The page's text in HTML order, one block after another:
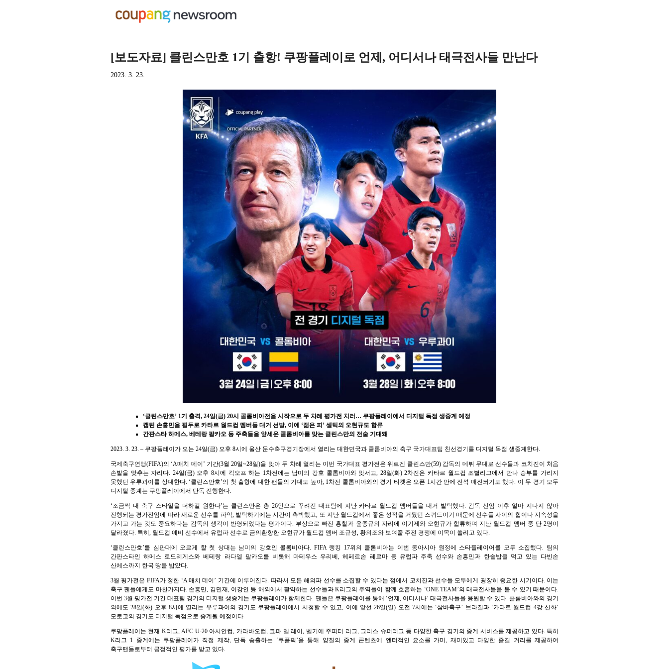
[보도자료] 클린스만호 1기 출항! 쿠팡플레이로 언제, 어디서나 태극전사들 만난다
2023. 3. 23.
‘클린스만호’ 1기 출격, 24일(금) 20시 콜롬비아전을 시작으로 두 차례 평가전 치러… 쿠팡플레이에서 디지털 독점 생중계 예정
캡틴 손흥민을 필두로 카타르 월드컵 멤버들 대거 선발, 이에 ‘젊은 피’ 셀틱의 오현규도 합류
간판스타 하메스, 베테랑 팔카오 등 주축들을 앞세운 콜롬비아를 맞는 클린스만의 전술 기대돼
2023. 3. 23. – 쿠팡플레이가 오는 24일(금) 오후 8시에 울산 문수축구경기장에서 열리는 대한민국과 콜롬비아의 축구 국가대표팀 친선경기를 디지털 독점 생중계한다.
국제축구연맹(FIFA)의 ‘A매치 데이’ 기간(3월 20일~28일)을 맞아 두 차례 열리는 이번 국가대표 평가전은 위르겐 클린스만(59) 감독의 데뷔 무대로 선수들과 코치진이 처음
손발을 맞추는 자리다. 24일(금) 오후 8시에 킥오프 하는 1차전에는 남미의 강호 콜롬비아와 맞서고, 28일(화) 2차전은 카타르 월드컵 조별리그에서 만나 승부를 가리지
못했던 우루과이를 상대한다. ‘클린스만호’의 첫 출항에 대한 팬들의 기대도 높아, 1차전 콜롬비아와의 경기 티켓은 오픈 1시간 만에 전석 매진되기도 했다. 이 두 경기 모두
디지털 중계는 쿠팡플레이에서 단독 진행한다.
‘조금씩 내 축구 스타일을 더하길 원한다’는 클린스만은 총 26인으로 꾸려진 대표팀에 지난 카타르 월드컵 멤버들을 대거 발탁했다. 감독 선임 이후 얼마 지나지 않아
진행되는 평가전임에 따라 새로운 선수를 파악, 발탁하기에는 시간이 촉박했고, 또 지난 월드컵에서 좋은 성적을 거뒀던 스쿼드이기 때문에 선수들 사이의 합이나 지속성을
가지고 가는 것도 중요하다는 감독의 생각이 반영되었다는 평가이다. 부상으로 빠진 홍철과 윤종규의 자리에 이기제와 오현규가 합류하며 지난 월드컵 멤버 중 단 2명이
달라졌다. 특히, 월드컵 예비 선수에서 유럽파 선수로 금의환향한 오현규가 월드컵 멤버 조규성, 황의조와 보여줄 주전 경쟁에 이목이 쏠리고 있다.
‘클린스만호’를 심판대에 오르게 할 첫 상대는 남미의 강호인 콜롬비아다. FIFA 랭킹 17위의 콜롬비아는 이번 동아시아 원정에 스타플레이어를 모두 소집했다. 팀의
간판스타인 하메스 로드리게스와 베테랑 라다멜 팔카오를 비롯해 마테우스 우리베, 헤페르손 레르마 등 유럽파 주축 선수와 손흥민과 한솥밥을 먹고 있는 다빈손
산체스까지 한국 땅을 밟았다.
3월 평가전은 FIFA가 정한 ‘A 매치 데이’ 기간에 이루어진다. 따라서 모든 해외파 선수를 소집할 수 있다는 점에서 코치진과 선수들 모두에게 굉장히 중요한 시기이다. 이는
축구 팬들에게도 마찬가지다. 손흥민, 김민재, 이강인 등 해외에서 활약하는 선수들과 K리그의 주역들이 함께 호흡하는 ‘ONE TEAM’의 태극전사들을 볼 수 있기 때문이다.
이번 3월 평가전 기간 대표팀 경기의 디지털 생중계는 쿠팡플레이가 함께한다. 팬들은 쿠팡플레이를 통해 ‘언제, 어디서나’ 태극전사들을 응원할 수 있다. 콜롬비아와의 경기
외에도 28일(화) 오후 8시에 열리는 우루과이의 경기도 쿠팡플레이에서 시청할 수 있고, 이에 앞선 26일(일) 오전 7시에는 ‘삼바축구’ 브라질과 ‘카타르 월드컵 4강 신화’
모로코의 경기도 디지털 독점으로 중계될 예정이다.
쿠팡플레이는 현재 K리그, AFC U-20 아시안컵, 카라바오컵, 코파 델 레이, 벨기에 주피터 리그, 그리스 슈퍼리그 등 다양한 축구 경기의 중계 서비스를 제공하고 있다. 특히
K리그 1 중계에는 쿠팡플레이가 직접 제작, 단독 송출하는 ‘쿠플픽’을 통해 양질의 중계 콘텐츠에 엔터적인 요소를 가미, 재미있고 다양한 즐길 거리를 제공하여
축구팬들로부터 긍정적인 평가를 받고 있다.